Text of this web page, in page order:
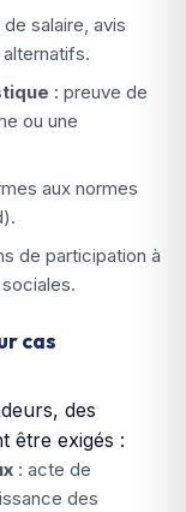
salaire, avis
: preuve de
ou une
aux normes
de participation à
cas
des
être exigés :
: acte de
des